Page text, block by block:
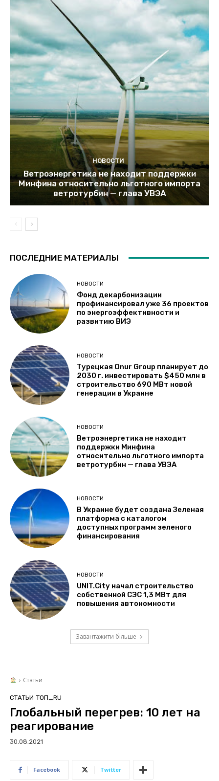
НОВОСТИ
Ветроэнергетика не находит поддержки
Минфина относительно льготного импорта
ветротурбин — глава УВЭА
ПОСЛЕДНИЕ МАТЕРИАЛЫ
НОВОСТИ
Фонд декарбонизации
профинансировал уже 36 проектов
по энергоэффективности и
развитию ВИЭ
НОВОСТИ
Турецкая Onur Group планирует до
2030 г. инвестировать $450 млн в
строительство 690 МВт новой
генерации в Украине
НОВОСТИ
Ветроэнергетика не находит
поддержки Минфина
относительно льготного импорта
ветротурбин — глава УВЭА
НОВОСТИ
В Украине будет создана Зеленая
платформа с каталогом
доступных программ зеленого
финансирования
НОВОСТИ
UNIT.City начал строительство
собственной СЭС 1,3 МВт для
повышения автономности
Завантажити більше